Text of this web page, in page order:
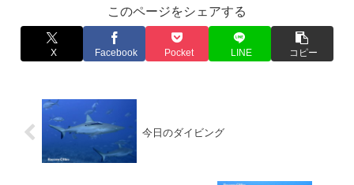
このページをシェアする
X Facebook Pocket LINE コピー
今日のダイビング